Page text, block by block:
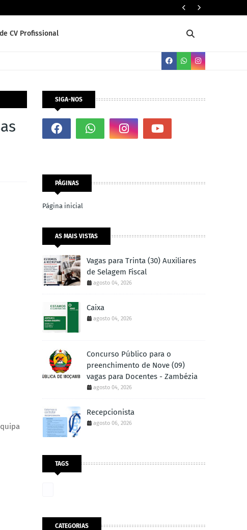
CV Profissional
SIGA-NOS
PÁGINAS
Página inicial
AS MAIS VISTAS
Vagas para Trinta (30) Auxiliares
de Selagem Fiscal
agosto 04, 2026
Caixa
agosto 04, 2026
Concurso Público para o
preenchimento de Nove (09)
vagas para Docentes - Zambézia
agosto 04, 2026
Recepcionista
agosto 06, 2026
TAGS
CATEGORIAS